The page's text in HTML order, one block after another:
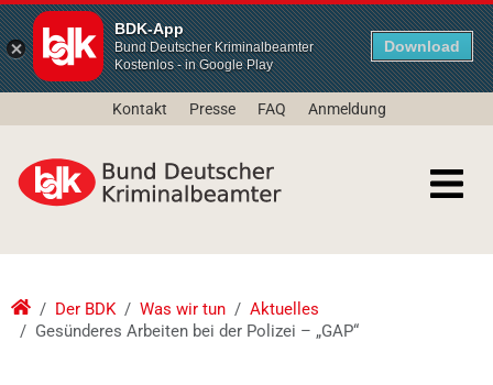
BDK-App
Bund Deutscher Kriminalbeamter
Kostenlos - in Google Play
Download
Kontakt Presse FAQ Anmeldung
Der BDK Was wir tun
Aktuelles
Gesünderes Arbeiten bei der Polizei – „GAP“